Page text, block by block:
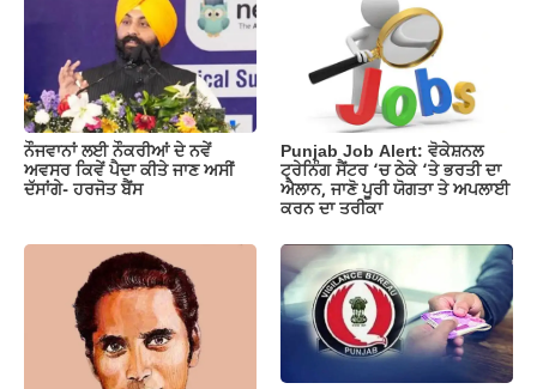
ਨੌਜਵਾਨਾਂ ਲਈ ਨੌਕਰੀਆਂ ਦੇ ਨਵੇਂ
ਅਵਸਰ ਕਿਵੇਂ ਪੈਦਾ ਕੀਤੇ ਜਾਣ ਅਸੀਂ
ਦੱਸਾਂਗੇ- ਹਰਜੋਤ ਬੈਂਸ
Punjab Job Alert: ਵੋਕੇਸ਼ਨਲ
ਟ੍ਰੇਨਿੰਗ ਸੈਂਟਰ ‘ਚ ਠੇਕੇ ‘ਤੇ ਭਰਤੀ ਦਾ
ਐਲਾਨ, ਜਾਣੋ ਪੂਰੀ ਯੋਗਤਾ ਤੇ ਅਪਲਾਈ
ਕਰਨ ਦਾ ਤਰੀਕਾ